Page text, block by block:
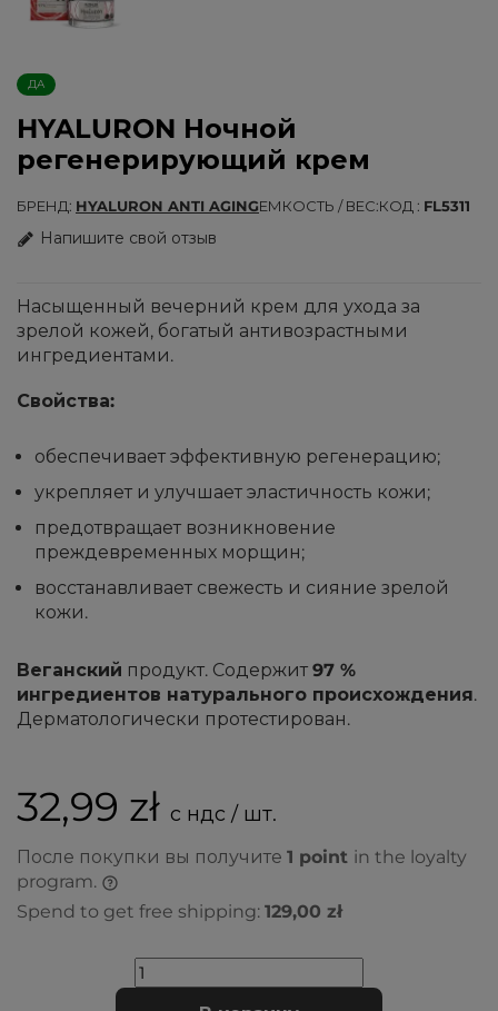
ДА
HYALURON Ночной
регенерирующий крем
БРЕНД HYALURON ANTI AGINGЕМКОСТЬ / ВЕС КОД FL5311
Напишите свой отзыв
Насыщенный вечерний крем для ухода за
зрелой кожей, богатый антивозрастными
ингредиентами.
Свойства:
обеспечивает эффективную регенерацию;
укрепляет и улучшает эластичность кожи;
предотвращает возникновение
преждевременных морщин;
восстанавливает свежесть и сияние зрелой
кожи.
Веганский продукт. Содержит 97 %
ингредиентов натурального происхождения.
Дерматологически протестирован.
32,99 zł с ндс / шт.
После покупки вы получите 1 point in the loyalty
program.
Spend to get free shipping: 129,00 zł